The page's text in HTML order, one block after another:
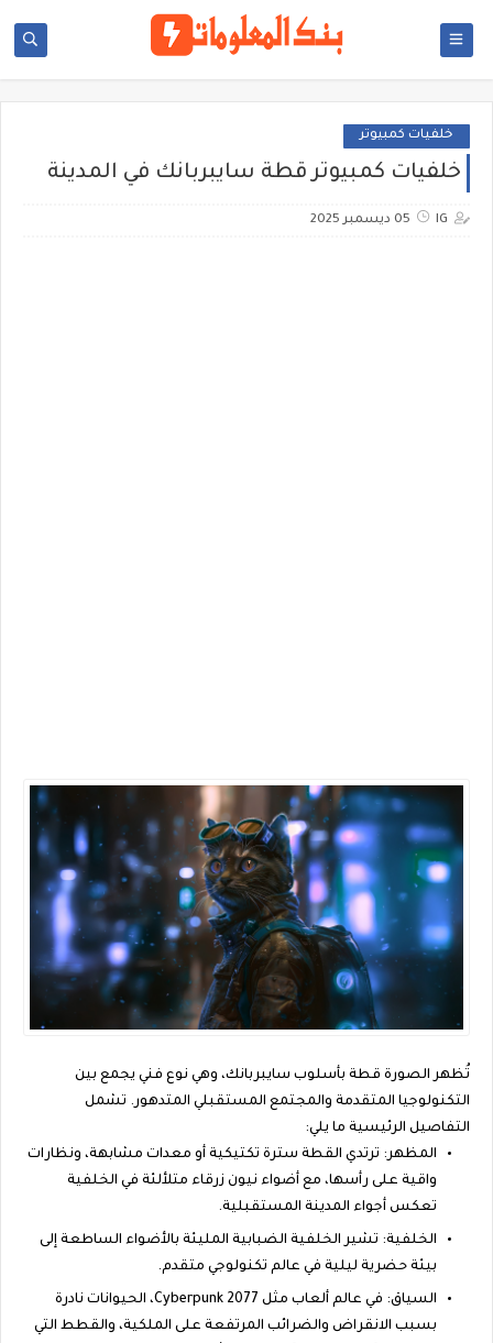
خلفيات كمبيوتر
خلفيات كمبيوتر قطة سايبربانك في المدينة
IG 05 ديسمبر 2025
تُظهر الصورة قطة بأسلوب سايبربانك، وهي نوع فني يجمع بين
التكنولوجيا المتقدمة والمجتمع المستقبلي المتدهور. تشمل
التفاصيل الرئيسية ما يلي:
المظهر: ترتدي القطة سترة تكتيكية أو معدات مشابهة، ونظارات
واقية على رأسها، مع أضواء نيون زرقاء متلألئة في الخلفية
تعكس أجواء المدينة المستقبلية.
الخلفية: تشير الخلفية الضبابية المليئة بالأضواء الساطعة إلى
بيئة حضرية ليلية في عالم تكنولوجي متقدم.
السياق: في عالم ألعاب مثل Cyberpunk 2077، الحيوانات نادرة
بسبب الانقراض والضرائب المرتفعة على الملكية، والقطط التي